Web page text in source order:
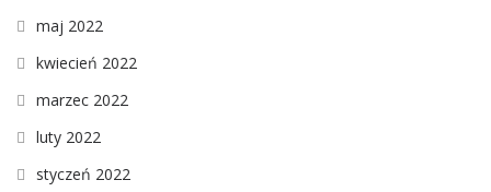
maj 2022
kwiecień 2022
marzec 2022
luty 2022
styczeń 2022